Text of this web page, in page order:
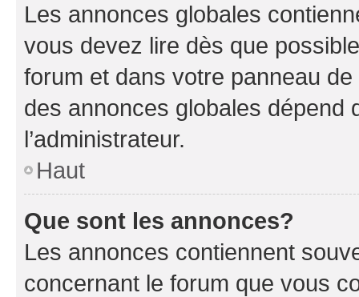
Les annonces globales
vous devez lire dès que
forum et dans votre panneau
des annonces globales dépend
l’administrateur.
Haut
Que sont les annonces?
Les annonces contiennent
concernant le forum que vous